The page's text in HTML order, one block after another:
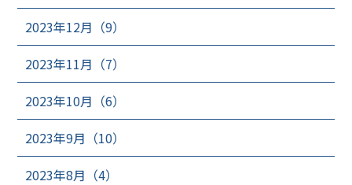
2023年12月（9）
2023年11月（7）
2023年10月（6）
2023年9月（10）
2023年8月（4）